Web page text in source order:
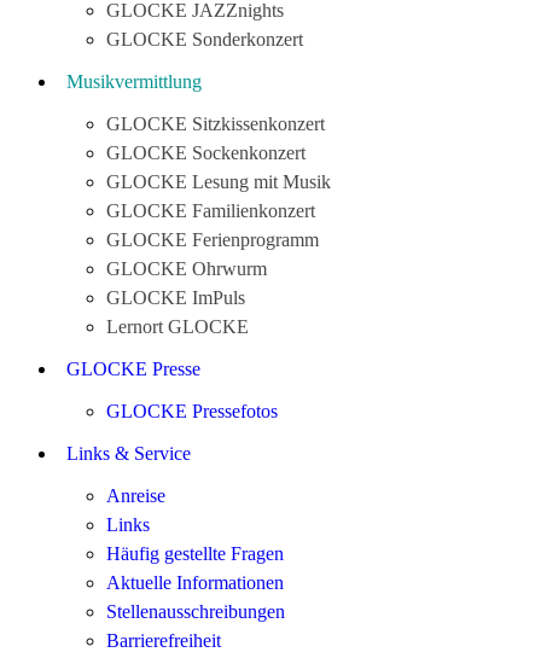
GLOCKE JAZZnights
GLOCKE Sonderkonzert
Musikvermittlung
GLOCKE Sitzkissenkonzert
GLOCKE Sockenkonzert
GLOCKE Lesung mit Musik
GLOCKE Familienkonzert
GLOCKE Ferienprogramm
GLOCKE Ohrwurm
GLOCKE ImPuls
Lernort GLOCKE
GLOCKE Presse
GLOCKE Pressefotos
Links & Service
Anreise
Links
Häufig gestellte Fragen
Aktuelle Informationen
Stellenausschreibungen
Barrierefreiheit